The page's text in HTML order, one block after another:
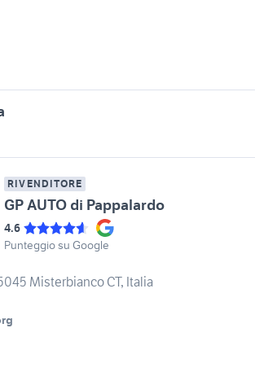
RIVENDITORE
GP AUTO di Pappalardo
4.6
Punteggio su Google
Misterbianco CT, Italia